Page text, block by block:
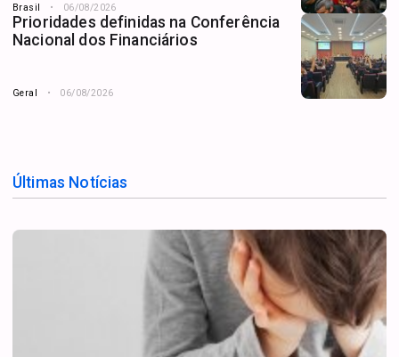
Brasil 06/08/2026
Prioridades definidas na Conferência
Nacional dos Financiários
Geral 06/08/2026
Últimas Notícias